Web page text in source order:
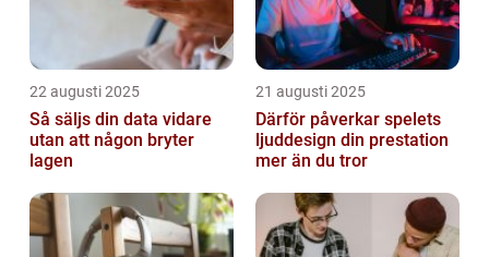
22 augusti 2025
Så säljs din data vidare
utan att någon bryter
lagen
21 augusti 2025
Därför påverkar spelets
ljuddesign din prestation
mer än du tror